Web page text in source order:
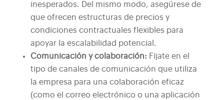
inesperados. Del mismo modo, asegúrese de
que ofrecen estructuras de precios y
condiciones contractuales flexibles para
apoyar la escalabilidad potencial.
Comunicación y colaboración: Fíjate en el
tipo de canales de comunicación que utiliza
la empresa para una colaboración eficaz
(como el correo electrónico o una aplicación